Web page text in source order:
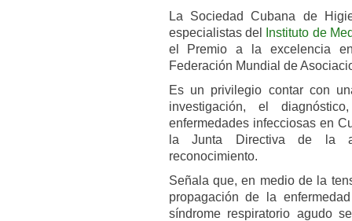
La Sociedad Cubana de
especialistas del
Instituto de
el Premio a la excelencia
Federación Mundial de
Es un privilegio contar con
investigación, el
enfermedades infecciosas en
la Junta Directiva de la
reconocimiento.
Señala que, en medio de la
propagación de la
síndrome respiratorio agudo